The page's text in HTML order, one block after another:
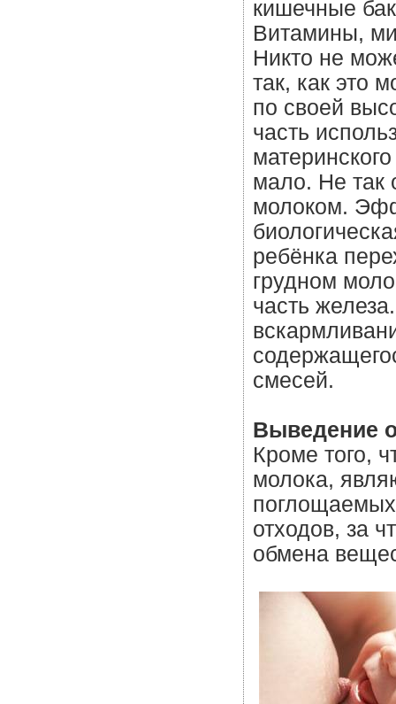
кишечные
Витамины,
Никто не
так, как это
по своей
часть
мало. Не так
молоком.
ребёнка
грудном
часть
смесей.
Выведение
Кроме того,
молока,
отходов, за
обмена